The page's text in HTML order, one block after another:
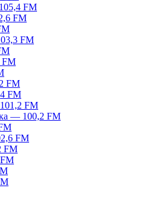
FM
FM
FM
FM
FM
FM
FM
— 100,2 FM
FM
FM